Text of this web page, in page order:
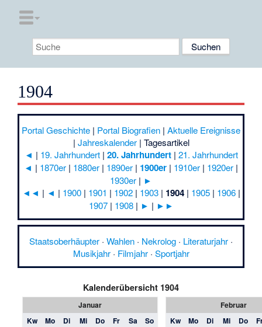
1904
Portal Geschichte | Portal Biografien | Aktuelle Ereignisse
| Jahreskalender| Tagesartikel
◄ | 19. Jahrhundert| 20. Jahrhundert| 21. Jahrhundert
◄ | 1870er | 1880er | 1890er | 1900er | 1910er | 1920er |
1930er | ►
◄◄ | ◄ | 1900| 1901 | 1902| 1903| 1904| 1905| 1906|
1907| 1908| ► | ►►
Staatsoberhäupter · Wahlen · Nekrolog · Literaturjahr ·
Musikjahr· Filmjahr· Sportjahr
Kalenderübersicht 1904
Januar
Kw
Mo Di Mi Do Fr Sa
So
Februar
Kw
Mo Di Mi Do